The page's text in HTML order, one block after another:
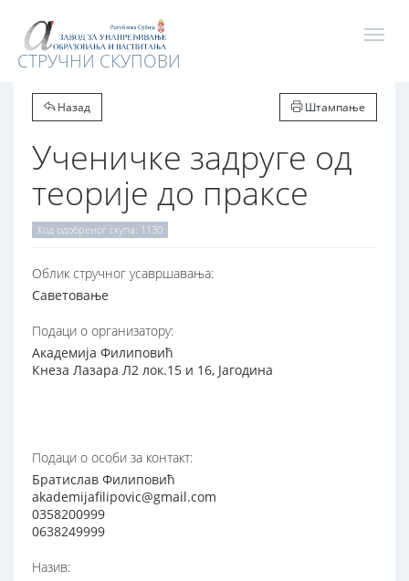
СТРУЧНИ СКУПОВИ
Назад Штампање
Ученичке задруге од
теорије до праксе
Код одобреног скупа: 1130
Oблик стручног усавршавања:
Саветовање
Подаци о организатору:
Академија Филиповић
Кнеза Лазара Л2 лок.15 и 16, Јагодина
Подаци о особи за контакт:
Братислав Филиповић
akademijafilipovic@gmail.com
0358200999
0638249999
Назив: